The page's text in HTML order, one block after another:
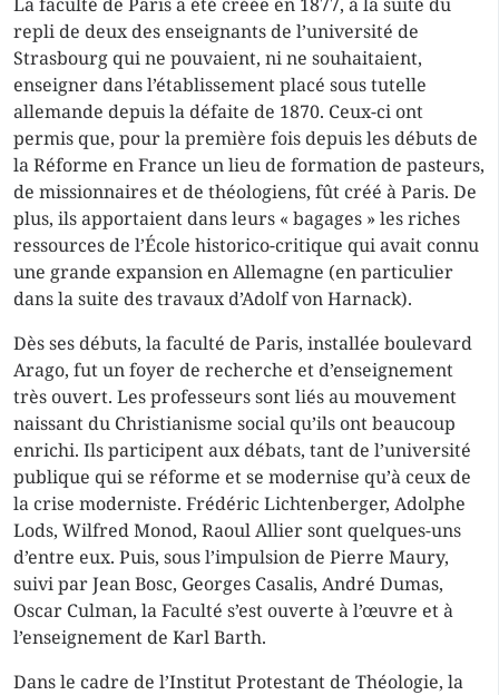
repli de deux des enseignants de l’université de
Strasbourg qui ne pouvaient, ni ne souhaitaient,
enseigner dans l’établissement placé sous tutelle
allemande depuis la défaite de 1870. Ceux-ci ont
permis que, pour la première fois depuis les débuts de
la Réforme en France un lieu de formation de pasteurs,
de missionnaires et de théologiens, fût créé à Paris. De
plus, ils apportaient dans leurs « bagages » les riches
ressources de l’École historico-critique qui avait connu
une grande expansion en Allemagne (en particulier
dans la suite des travaux d’Adolf von Harnack).
Dès ses débuts, la faculté de Paris, installée boulevard
Arago, fut un foyer de recherche et d’enseignement
très ouvert. Les professeurs sont liés au mouvement
naissant du Christianisme social qu’ils ont beaucoup
enrichi. Ils participent aux débats, tant de l’université
publique qui se réforme et se modernise qu’à ceux de
la crise moderniste. Frédéric Lichtenberger, Adolphe
Lods, Wilfred Monod, Raoul Allier sont quelques-uns
d’entre eux. Puis, sous l’impulsion de Pierre Maury,
suivi par Jean Bosc, Georges Casalis, André Dumas,
Oscar Culman, la Faculté s’est ouverte à l’œuvre et à
l’enseignement de Karl Barth.
Dans le cadre de l’Institut Protestant de Théologie, la